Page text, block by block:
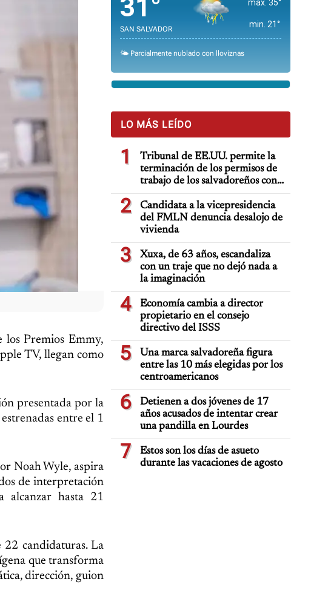
los Premios Emmy,
TV, llegan como
presentada por la
entre el 1
Noah Wyle, aspira
de interpretación
alcanzar hasta 21
22 candidaturas. La
que transforma
dirección, guion
31°
SAN SALVADOR
max. 35°
min. 21°
🌤️ Parcialmente nublado con lloviznas
LO MÁS LEÍDO
1
Tribunal de EE.UU. permite la
terminación de los permisos de
trabajo de los salvadoreños con
TPS
2
Candidata a la vicepresidencia
del FMLN denuncia desalojo de
vivienda
3
Xuxa, de 63 años, escandaliza
con un traje que no dejó nada a
la imaginación
4
Economía cambia a director
propietario en el consejo
directivo del ISSS
5
Una marca salvadoreña figura
entre las 10 más elegidas por los
centroamericanos
6
Detienen a dos jóvenes de 17
años acusados de intentar crear
una pandilla en Lourdes
7
Estos son los días de asueto
durante las vacaciones de agosto